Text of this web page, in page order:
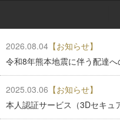
2026.08.04 【お知らせ】
令和8年熊本地震に伴う配達
2025.03.06 【お知らせ】
本人認証サービス（3Dセキュ